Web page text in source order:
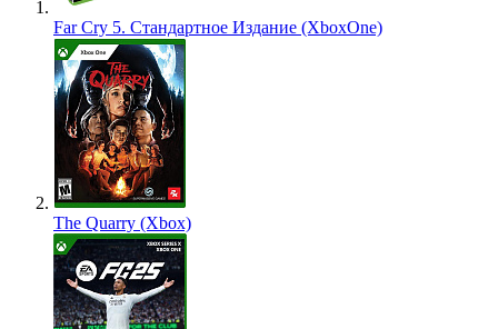
Far Cry 5. Стандартное Издание (XboxOne)
The Quarry (Xbox)